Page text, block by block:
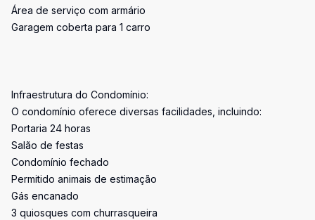
Área de serviço com armário
Garagem coberta para 1 carro
Infraestrutura do Condomínio:
O condomínio oferece diversas facilidades, incluindo:
Portaria 24 horas
Salão de festas
Condomínio fechado
Permitido animais de estimação
Gás encanado
3 quiosques com churrasqueira